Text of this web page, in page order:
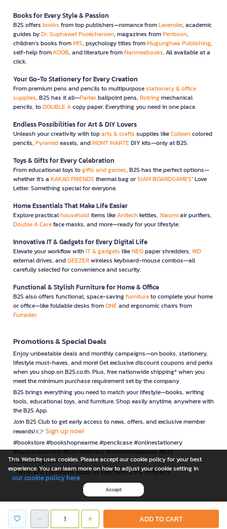
ADD TO CART
Books for Every Style & Passion
B2S offers books from top publishers—romance fromLavender, academic
guides byDr. Suphawat Pookcharoen, magazines fromPenboon,
children’s books fromMIS, psychology titles fromMugunghwa Publishing,
self-help fromKOOB, and literature fromNanmeebooks. All available at a
click.
Your Go-To Stationery for Every Creation
From premium pens and pencils to multipurposestationary & office
supplies, B2S has it all—Parkerballpoint pens, Rotringmechanical
pencils, toDOUBLE Acopy paper. Everything you need in one place.
Endless Possibilities for Art & DIY Lovers
Unleash your creativity with toparts & crafts supplies likeColleencolored
pencils, Pyramideasels, andMONT MARTEDIY kits—only at B2S.
Toys & Gifts for Every Celebration
From educational toys togifts and games, B2S has the perfect options—
whether it’s a KAKAO FRIENDS thermal bag orSIAM BOARDGAMES’ Love
Letter. Something special for everyone.
Home Essentials That Make Life Easier
Explore practicalhouseholditems likeAnitechkettles, Xiaomiair purifiers,
Double A Careface masks, and more—ready for your lifestyle.
Innovative IT & Gadgets for Every Digital Life
Elevate your workflow withIT & gadgets likeNEOpaper shredders, WD
external drives, andGEEZERwireless keyboard-mouse combos—all
carefully selected for convenience and security.
Functional & Stylish Furniture for Home & Office
B2S also offers functional, space-savingfurnitureto complete your home
or office—like foldable desks fromONEand ergonomic chairs from
Furradec
Promotions & Special Deals
Enjoy unbeatable deals and monthly campaigns—on books, stationery,
lifestyle must-haves, and more! Get exclusive discount coupons and perks
when you shop on B2S.co.th. Plus, free nationwide shipping* when you
meet the minimum purchase requirement set by the company.
B2S brings everything you need to match your lifestyle—books, writing
tools, educational toys, and furniture. Shop easily anytime, anywhere with
the B2S App.
Join B2S Club to get early access to news, offers, and exclusive member
rewards! 👉 Sign up now!
#bookstore #bookshopnearme #pencilcase #onlinestationery
#buybooksonline #b2sstationery #onlineshopbooks #B2S
#stationerynearme
*Terms and conditions apply as specified by the company.
is a company operating under
This Website uses cookies. Please accept our cookie policy for your best
experience. You can learn more on how to adjust your cookie setting in
our cookie policy here
Accept